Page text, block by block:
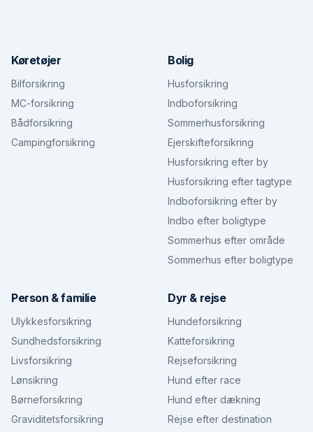
Køretøjer
Bilforsikring
MC-forsikring
Bådforsikring
Campingforsikring
Bolig
Husforsikring
Indboforsikring
Sommerhusforsikring
Ejerskifteforsikring
Husforsikring efter by
Husforsikring efter tagtype
Indboforsikring efter by
Indbo efter boligtype
Sommerhus efter område
Sommerhus efter boligtype
Person & familie
Ulykkesforsikring
Sundhedsforsikring
Livsforsikring
Lønsikring
Børneforsikring
Graviditetsforsikring
Dyr & rejse
Hundeforsikring
Katteforsikring
Rejseforsikring
Hund efter race
Hund efter dækning
Rejse efter destination